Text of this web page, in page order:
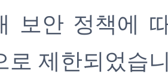
보안 정책에
로 제한되었습